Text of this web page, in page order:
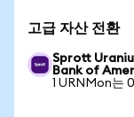
고급 자산 전환
Sprott
Bank of
1 URNMon는